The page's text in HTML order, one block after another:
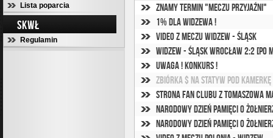
Lista poparcia
SKWŁ
Regulamin
Znamy termin "Meczu przyjaźni"
1% dla Widzewa !
Video z meczu Widzew - Śląsk
Widzew - Śląsk Wrocław 2:2 [po
Uwaga ! Konkurs !
Zbiórka $ na statyw pod kamerkę
Strona Fan Clubu z Tomaszowa
Narodowy Dzień Pamięci o
Narodowy Dzień Pamięci o